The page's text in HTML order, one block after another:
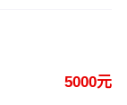
5000元